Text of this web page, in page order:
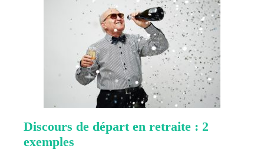
Discours de départ en retraite : 2
exemples